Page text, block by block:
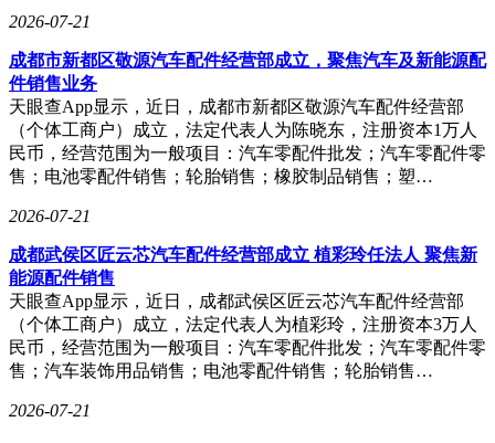
持续攀升。2025年9月，全国蛋鸡存栏量约13.68亿只，处于近
然而，蛋鸡存栏高导致鸡蛋供给多，行业进入下行周期。2024
年鸡蛋批发价格在4元/斤左右，2025年几乎全年维持在3元/斤
左右，处于盈亏平衡线以下。卓创资讯分析师王金玉表示，每
产一斤鸡蛋，饲料成本约3.1 - 3.2元，综合成本约3.5 - 3.7元，
而2025年鸡蛋年均价为3.17元/斤。陈璐称，去年多数养殖户仅
到今年春节前，鸡蛋价格未见复苏，养殖户淘汰部分产蛋老龄
蛋鸡，提前结束产蛋回收期。这导致产蛋鸡存栏量减少，2026
年5月全国在产蛋鸡存栏量降至12.79亿只，环比减幅1.24%，
同比减幅4.12%。陈璐解释，老龄蛋鸡已卖，新蛋鸡未补栏或
未开产，蛋鸡从1日龄到产蛋约需4个月，目前处于存栏空档
期。
周转快、库存少也影响鸡蛋价格。王金玉认为，当前鸡蛋市场
2026-07-21
成都市新都区敬源汽车配件经营部成立，聚焦汽车及新能源配
件销售业务
天眼查App显示，近日，成都市新都区敬源汽车配件经营部
（个体工商户）成立，法定代表人为陈晓东，注册资本1万人
民币，经营范围为一般项目：汽车零配件批发；汽车零配件零
售；电池零配件销售；轮胎销售；橡胶制品销售；塑…
2026-07-21
成都武侯区匠云芯汽车配件经营部成立 植彩玲任法人 聚焦新
能源配件销售
天眼查App显示，近日，成都武侯区匠云芯汽车配件经营部
（个体工商户）成立，法定代表人为植彩玲，注册资本3万人
民币，经营范围为一般项目：汽车零配件批发；汽车零配件零
售；汽车装饰用品销售；电池零配件销售；轮胎销售…
2026-07-21